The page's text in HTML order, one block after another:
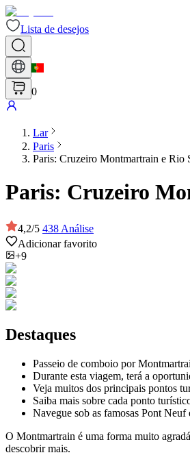
Lista de desejos
0
Lar
Paris
Paris: Cruzeiro Montmartrain e Rio
Paris: Cruzeiro
4,2/5 438 Análise
Adicionar favorito
+9
Destaques
Passeio de comboio por
Durante esta viagem, terá a
Veja muitos dos principais pontos
Saiba mais sobre cada ponto
Navegue sob as famosas Pont Neuf
O Montmartrain é uma forma muito
descobrir mais.